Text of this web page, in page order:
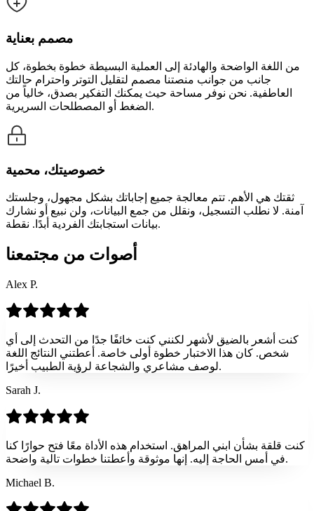
مصمم بعناية
من اللغة الواضحة والهادئة إلى العملية البسيطة خطوة بخطوة، كل
جانب من جوانب منصتنا مصمم لتقليل التوتر واحترام حالتك
العاطفية. نحن نوفر مساحة حيث يمكنك التفكير بصدق، خالياً من
الضغط أو المصطلحات السريرية.
خصوصيتك، محمية
ثقتك هي الأهم. تتم معالجة جميع إجاباتك بشكل مجهول، وجلستك
آمنة. لا نطلب التسجيل، ونقلل من جمع البيانات، ولن نبيع أو نشارك
بيانات استجابتك الفردية أبدًا. نقطة.
أصوات من مجتمعنا
Alex P.
كنت أشعر بالضيق لأشهر لكنني كنت خائفًا جدًا من التحدث إلى أي
شخص. كان هذا الاختبار خطوة أولى خاصة. أعطتني النتائج اللغة
لوصف مشاعري والشجاعة لرؤية الطبيب أخيرًا.
Sarah J.
كنت قلقة بشأن ابني المراهق. استخدام هذه الأداة معًا فتح حوارًا كنا
في أمس الحاجة إليه. إنها موثوقة وأعطتنا خطوات تالية واضحة.
Michael B.